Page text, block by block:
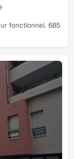
fonctionnel. 685